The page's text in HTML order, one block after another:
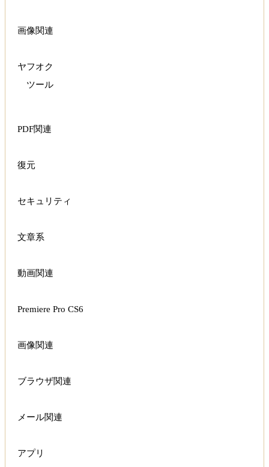
画像関連
ヤフオク
ツール
PDF関連
復元
セキュリティ
文章系
動画関連
Premiere Pro CS6
画像関連
ブラウザ関連
メール関連
アプリ